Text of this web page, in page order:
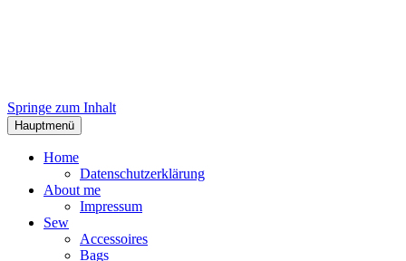
Springe zum Inhalt
Hauptmenü
Home
Datenschutzerklärung
About me
Impressum
Sew
Accessoires
Bags